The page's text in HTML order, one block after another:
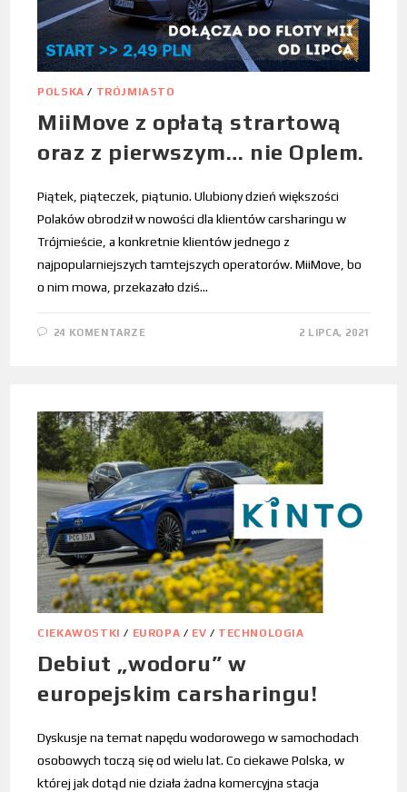
POLSKA / TRÓJMIASTO
MiiMove z opłatą strartową
oraz z pierwszym… nie Oplem.
Piątek, piąteczek, piątunio. Ulubiony dzień większości
Polaków obrodził w nowości dla klientów carsharingu w
Trójmieście, a konkretnie klientów jednego z
najpopularniejszych tamtejszych operatorów. MiiMove, bo
o nim mowa, przekazało dziś…
24 KOMENTARZE 2 LIPCA, 2021
CIEKAWOSTKI / EUROPA / EV / TECHNOLOGIA
Debiut „wodoru” w
europejskim carsharingu!
Dyskusje na temat napędu wodorowego w samochodach
osobowych toczą się od wielu lat. Co ciekawe Polska, w
której jak dotąd nie działa żadna komercyjna stacja